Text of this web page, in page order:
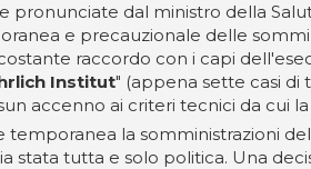
dal ministro della
e precauzionale delle
raccordo con i capi
Institut" (appena sette casi di
accenno ai criteri tecnici da cui
la somministrazioni
tutta e solo politica. Una